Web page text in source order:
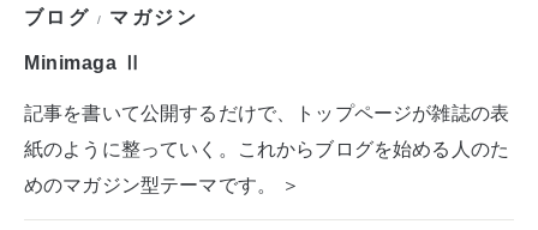
ブログ / マガジン
Minimaga Ⅱ
記事を書いて公開するだけで、トップページが雑誌の表
紙のように整っていく。これからブログを始める人のた
めのマガジン型テーマです。 ＞